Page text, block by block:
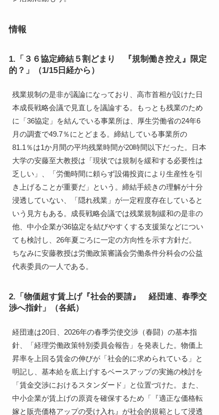
情報
1.「３６協定締結５割どまり 『規制働き控え』限定
的？」（1/15日経から）
残業規制の是非が議論になっており、高市首相が設けた日
本成長戦略会議で見直しを議論する。もっとも残業のため
に「36協定」を結んでいる事業所は、厚生労働省の24年6
月の調査で49.7％にとどまる。締結している事業所の
81.1％は1か月間の平均残業時間が20時間以下だった。日本
大学の安藤至大教授は「現状では規制を緩和する必要性は
乏しい」、「労働時間に頼らず設備投資により生産性を引
き上げることが重要だ」という。締結手続きの理解が十分
浸透していない、「隠れ残業」が一定程度存在していると
いう見方もある。成長戦略会議では残業規制緩和の是非の
他、中小企業が36協定を結びやすくする支援策などについ
ても検討し、26年夏ごろに一定の方向性を示す方針だ。
ちなみに安藤教授は労働政策審議会労働条件分科会の公益
代表委員の一人である。
2.「物価超す賃上げ『社会的要請』 経団連、春季交
渉へ指針」（各紙）
経団連は20日、2026年の春季労使交渉（春闘）の基本指
針、「経理労働政策特別委員会報告」を発表した。物価上
昇率を上回る賃金の伸びが「社会的に求められている」と
明記し、基本給を底上げするベースアップの実施の検討を
「賃金交渉におけるスタンダード」と位置づけた。また、
中小企業が賃上げの原資を確保するため「『適正な価格転
嫁と販売価格アップの受け入れ』が社会的規範として浸透